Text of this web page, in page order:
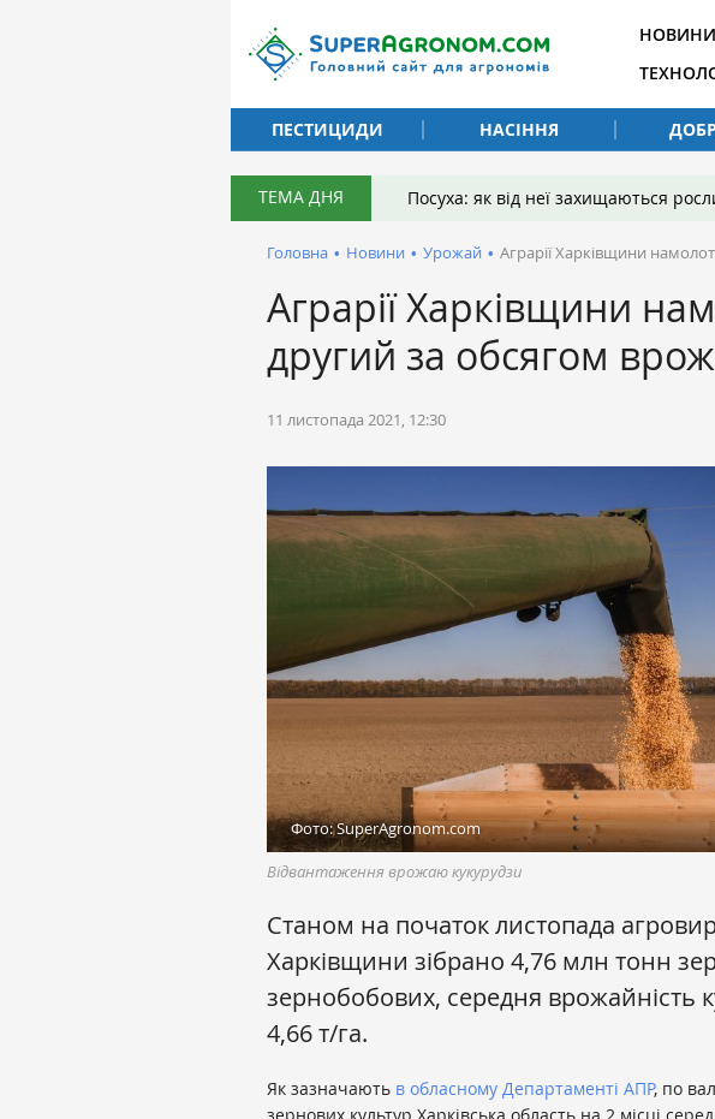
НОВИНИ
ПЕСТИЦИДИ
НАСІННЯ
ТЕМА ДНЯ Посуха: як від неї захищаються
Головна • Новини • Урожай • Аграрії Харківщини
Аграрії Харківщини
другий за обсягом
11 листопада 2021, 12:30
Фото: SuperAgronom.com
Відвантаження врожаю кукурудзи
Станом на початок листопада
Харківщини зібрано 4,76 млн тонн
зернобобових, середня врожайність
4,66 т/га.
Як зазначають в обласному Департаменті АПР, по
зернових культур Харківська область на 2 місці